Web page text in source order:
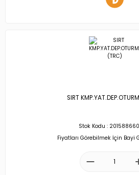
SIRT
Stok Kodu :
Fiyatları Görebilmek İçin Bayi